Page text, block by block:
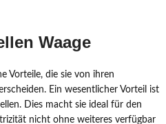
Waage
Vorteile, die sie von ihren
Ein wesentlicher Vorteil ist
Dies macht sie ideal für den
nicht ohne weiteres verfügbar